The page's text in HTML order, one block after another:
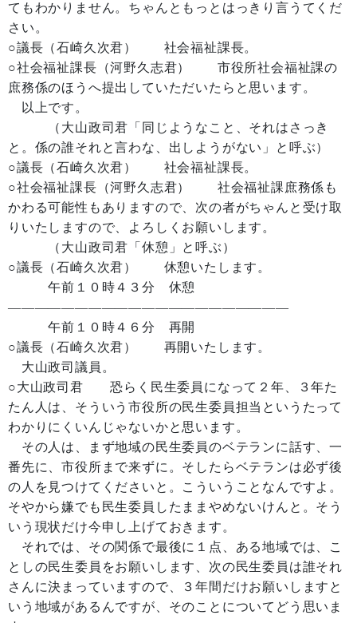
てもわかりません。ちゃんともっとはっきり言うてくだ
さい。
○議長（石崎久次君） 社会福祉課長。
○社会福祉課長（河野久志君） 市役所社会福祉課の
庶務係のほうへ提出していただいたらと思います。
以上です。
（大山政司君「同じようなこと、それはさっき
と。係の誰それと言わな、出しようがない」と呼ぶ）
○議長（石崎久次君） 社会福祉課長。
○社会福祉課長（河野久志君） 社会福祉課庶務係も
かわる可能性もありますので、次の者がちゃんと受け取
りいたしますので、よろしくお願いします。
（大山政司君「休憩」と呼ぶ）
○議長（石崎久次君） 休憩いたします。
午前１０時４３分 休憩
—————————————————————
午前１０時４６分 再開
○議長（石崎久次君） 再開いたします。
大山政司議員。
○大山政司君 恐らく民生委員になって２年、３年た
たん人は、そういう市役所の民生委員担当というたって
わかりにくいんじゃないかと思います。
その人は、まず地域の民生委員のベテランに話す、一
番先に、市役所まで来ずに。そしたらベテランは必ず後
の人を見つけてくださいと。こういうことなんですよ。
そやから嫌でも民生委員したままやめないけんと。そう
いう現状だけ今申し上げておきます。
それでは、その関係で最後に１点、ある地域では、こ
としの民生委員をお願いします、次の民生委員は誰それ
さんに決まっていますので、３年間だけお願いしますと
いう地域があるんですが、そのことについてどう思いま